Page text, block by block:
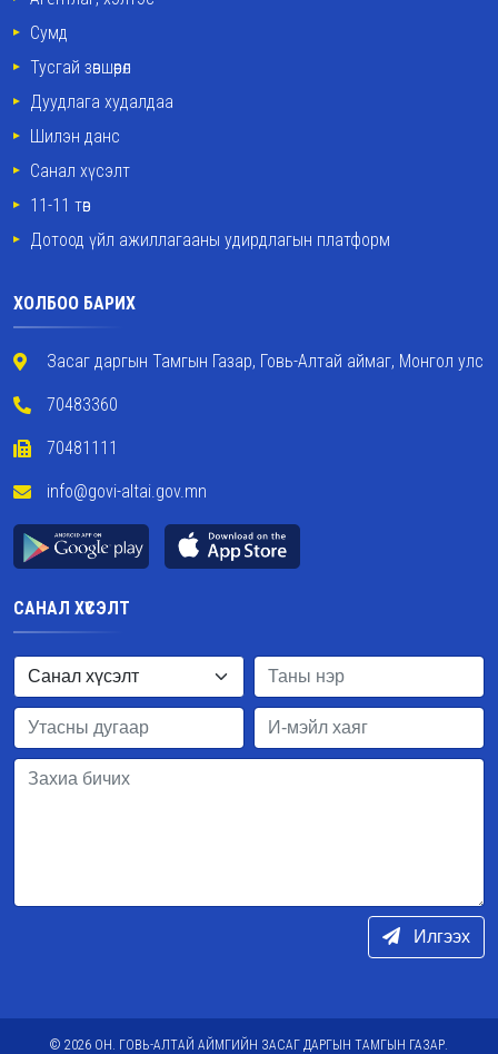
Сумд
Тусгай зөвшөөрөл
Дуудлага худалдаа
Шилэн данс
Санал хүсэлт
11-11 төв
Дотоод үйл ажиллагааны удирдлагын платформ
ХОЛБОО БАРИХ
Засаг даргын Тамгын Газар, Говь-Алтай аймаг, Монгол улс
70483360
70481111
info@govi-altai.gov.mn
САНАЛ ХҮСЭЛТ
Илгээх
© 2026 ОН. ГОВЬ-АЛТАЙ АЙМГИЙН ЗАСАГ ДАРГЫН ТАМГЫН ГАЗАР.